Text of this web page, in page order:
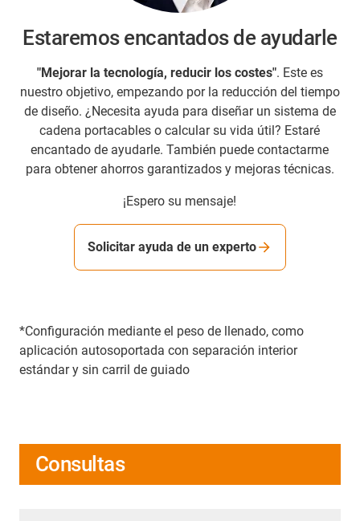
Estaremos encantados de ayudarle
"Mejorar la tecnología, reducir los costes". Este es
nuestro objetivo, empezando por la reducción del tiempo
de diseño. ¿Necesita ayuda para diseñar un sistema de
cadena portacables o calcular su vida útil? Estaré
encantado de ayudarle. También puede contactarme
para obtener ahorros garantizados y mejoras técnicas.
¡Espero su mensaje!
Solicitar ayuda de un experto
*Configuración mediante el peso de llenado, como
aplicación autosoportada con separación interior
estándar y sin carril de guiado
Consultas